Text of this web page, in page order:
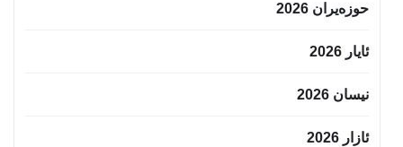
حوزه‌یران 2026
ئایار 2026
نیسان 2026
ئازار 2026